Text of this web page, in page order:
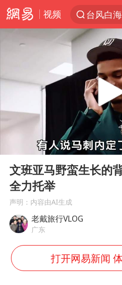
视频
聚“绿”
金饰克价
多地要
24小时
今年4
中国五
Play
00:00
文班亚马野蛮生长的
全力托举
声明：内容由AI生成
老戴旅行VLOG
广东
打开网易新闻